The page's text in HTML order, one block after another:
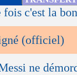
c'est la
(officiel)
ne